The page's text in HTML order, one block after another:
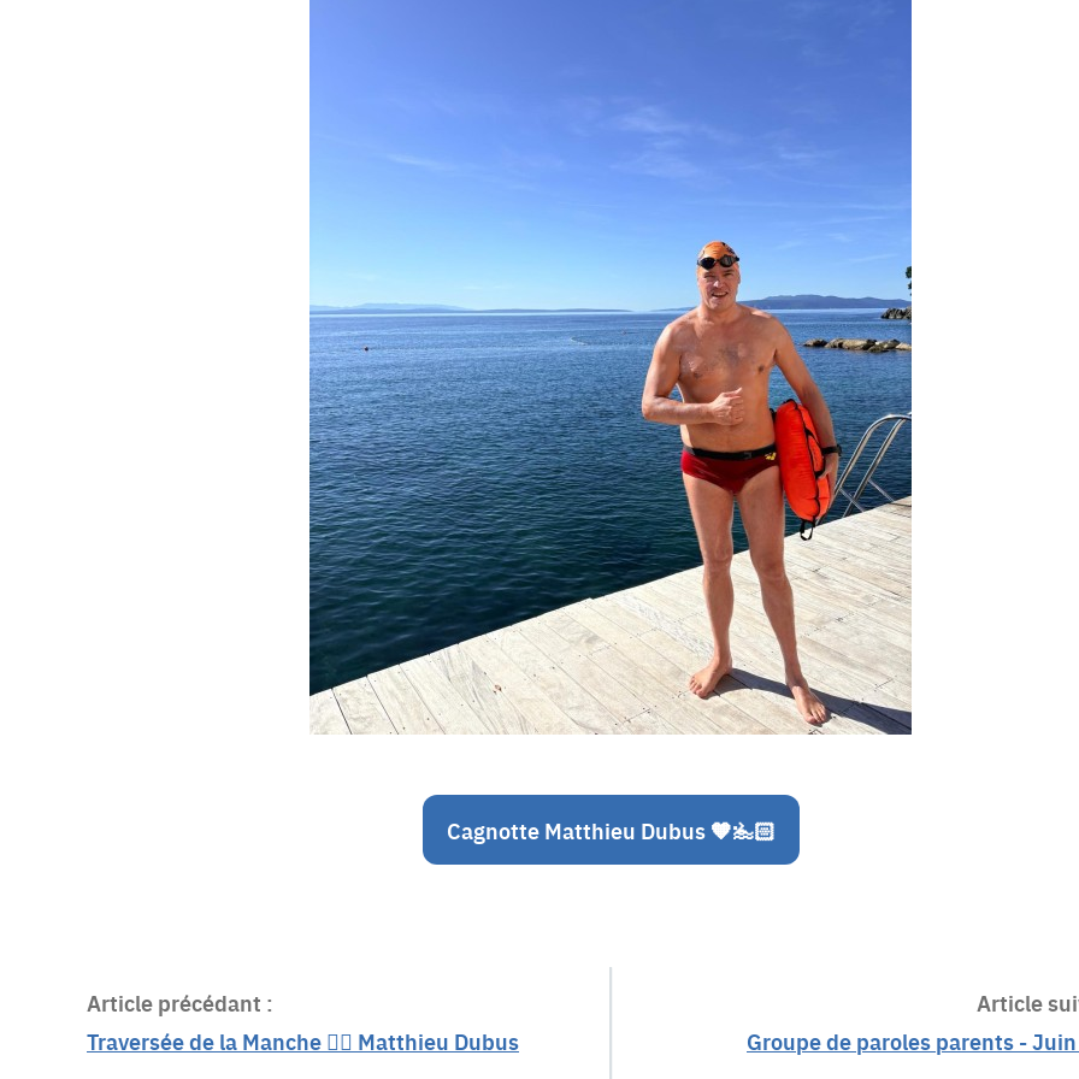
Cagnotte Matthieu Dubus 🧡🏊🏻
Article précédant :
Traversée de la Manche 🏊🏻 Matthieu Dubus
Article
Groupe de paroles parents -